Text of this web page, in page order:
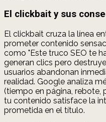
El clickbait y sus
El clickbait cruza la línea
prometer contenido
como "Este truco SEO te
generan clics pero
usuarios abandonan
realidad. Google analiza
(tiempo en página, rebote,
tu contenido satisface la
prometida en el título.